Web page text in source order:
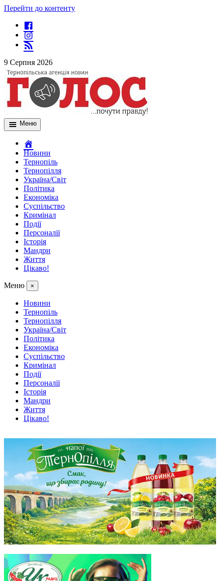
Перейти до контенту
9 Серпня 2026
Меню
Новини
Тернопіль
Тернопілля
Україна/Світ
Політика
Економіка
Суспільство
Кримінал
Події
Персоналії
Історія
Мандри
Життя
Цікаво!
Меню ×
Новини
Тернопіль
Тернопілля
Україна/Світ
Політика
Економіка
Суспільство
Кримінал
Події
Персоналії
Історія
Мандри
Життя
Цікаво!